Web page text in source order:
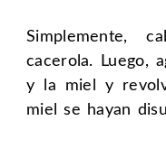
Simplemente,
cacerola. Luego,
y la miel y
miel se hayan